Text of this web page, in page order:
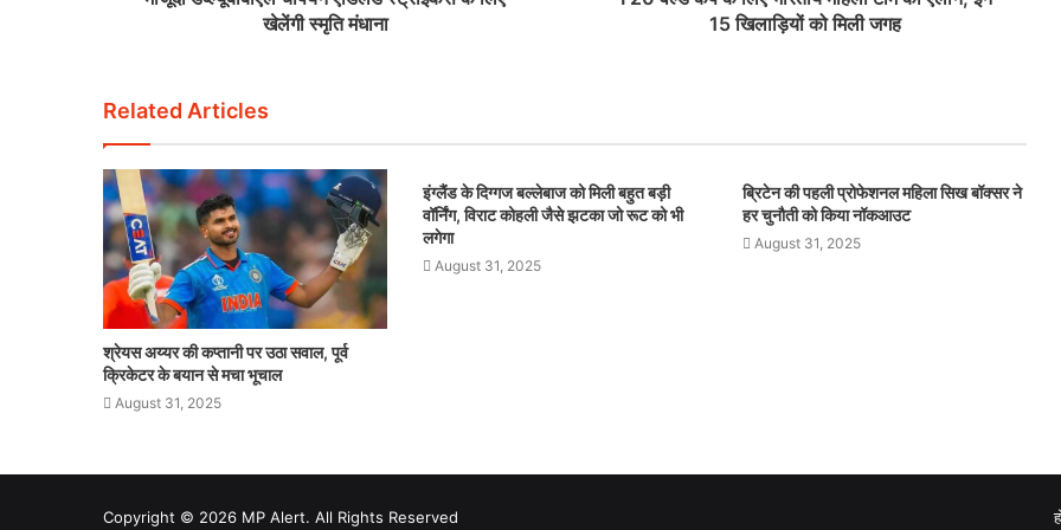
खेलेंगी स्मृति मंधाना
15 ख‍िलाड़‍ियों को मिली जगह
Related Articles
श्रेयस अय्यर की कप्तानी पर उठा सवाल, पूर्व
क्रिकेटर के बयान से मचा भूचाल
August 31, 2025
इंग्लैंड के दिग्गज बल्लेबाज को मिली बहुत बड़ी
वॉर्निंग, विराट कोहली जैसे झटका जो रूट को भी
लगेगा
August 31, 2025
ब्रिटेन की पहली प्रोफेशनल महिला सिख बॉक्सर ने
हर चुनौती को किया नॉकआउट
August 31, 2025
Copyright © 2026 MP Alert. All Rights Reserved